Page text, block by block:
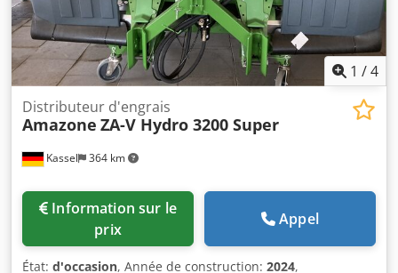
1 /4
Kassel 364 km
Distributeur d'engrais
Amazone ZA-V Hydro 3200 Super
prix
Appel
État: d'occasion, Année de construction: 2024,